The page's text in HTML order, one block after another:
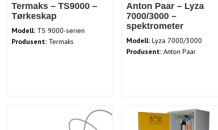
Termaks – TS9000 –
Tørkeskap
Modell: TS 9000-serien
Produsent: Termaks
Anton Paar – Lyza
7000/3000 –
spektrometer
Modell: Lyza 7000/3000
Produsent: Anton Paar